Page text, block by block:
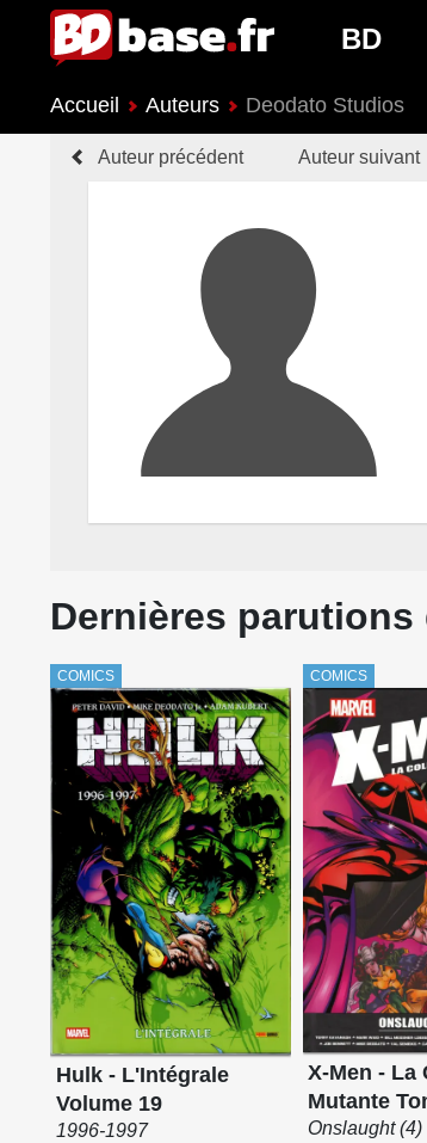
BD
Accueil Auteurs Deodato Studios
Auteur précédent Auteur suivant
Dernières
COMICS
Hulk - L'Intégrale
Volume 19
1996-1997
COMICS
X-Men - La
Mutante
Onslaught (4)